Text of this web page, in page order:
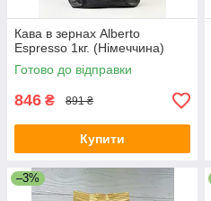
Кава в зернах Alberto
Espresso 1кг. (Німеччина)
Готово до відправки
846 ₴ 891 ₴
Купити
–3%